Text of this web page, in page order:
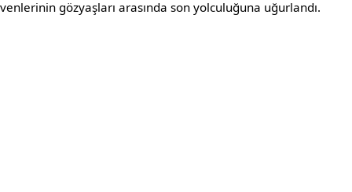
gözyaşları arasında son yolculuğuna uğurlandı.